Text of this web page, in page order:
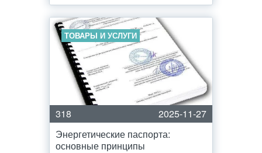
ТОВАРЫ И УСЛУГИ
318
2025-11-27
Энергетические паспорта:
основные принципы